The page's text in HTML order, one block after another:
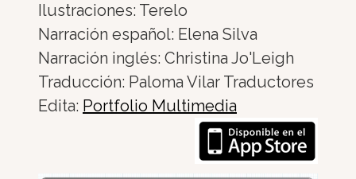
Ilustraciones: Terelo
Narración español: Elena Silva
Narración inglés: Christina Jo'Leigh
Traducción: Paloma Vilar Traductores
Edita: Portfolio Multimedia